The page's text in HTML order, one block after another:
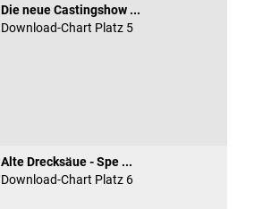
Die neue Castingshow ...
Download-Chart Platz 5
Alte Drecksäue - Spe ...
Download-Chart Platz 6